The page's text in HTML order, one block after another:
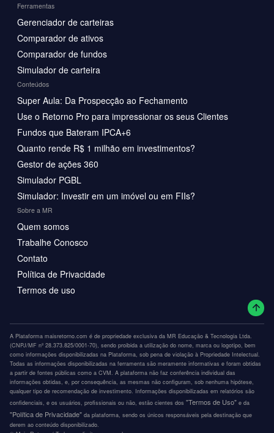
Ferramentas
Gerenciador de carteiras
Comparador de ativos
Comparador de fundos
Simulador de carteira
Conteúdos
Super Aula: Da Prospecção ao Fechamento
Use o Retorno Pro para impressionar os seus Clientes
Fundos que Bateram IPCA+6
Quanto rende R$ 1 milhão em investimentos?
Gestor de ações 360
Simulador PGBL
Simulador: Investir em um imóvel ou em FIIs?
Sobre a MR
Quem somos
Trabalhe Conosco
Contato
Política de Privacidade
Termos de uso
A Plataforma maisretorno.com é de propriedade exclusiva da MR Educação & Tecnologia Ltda.
(CNPJ/MF nº 28.373.825/0001-70), sendo proibida a utilização do nome, marca ou logotipo, bem
como informações disponibilizadas na Plataforma, sob pena de violação à Propriedade Intelectual.
Todas as informações disponibilizadas na ferramenta são meramente informativas e foram obtidas
a partir de fontes públicas como a CVM. A plataforma não faz conferência individual das
informações obtidas, e, por consequência, as mesmas não configuram, sob nenhuma hipótese,
qualquer tipo de recomendação de investimento. Informações disponibilizadas em relatórios são
confidenciais, e os usuários, profissionais ou não, estão cientes dos "Termos de Uso" e da
"Política de Privacidade" da plataforma, sendo os únicos responsáveis pela destinação que
derem ao conteúdo disponibilizado.